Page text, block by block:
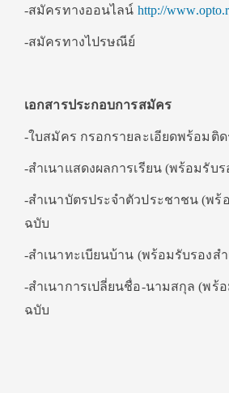
-สมัครทางออนไลน์ http://
-สมัครทางไปรษณีย์
เอกสารประกอบการสมัคร
-ใบสมัคร กรอกรายละเอียดพร้อมติ
-สำเนาแสดงผลการเรียน (พร้อมรับร
-สำเนาบัตรประจำตัวประชาชน (พร้
ฉบับ
-สำเนาทะเบียนบ้าน (พร้อมรับรองส
-สำเนาการเปลี่ยนชื่อ-นามสกุล (พร้อ
ฉบับ